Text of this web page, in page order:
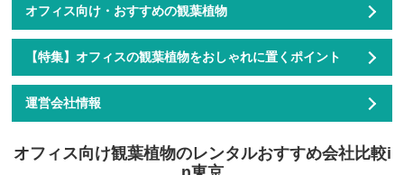
オフィス向け・おすすめの観葉植物
【特集】オフィスの観葉植物をおしゃれに置くポイント
運営会社情報
オフィス向け観葉植物のレンタルおすすめ会社比較i